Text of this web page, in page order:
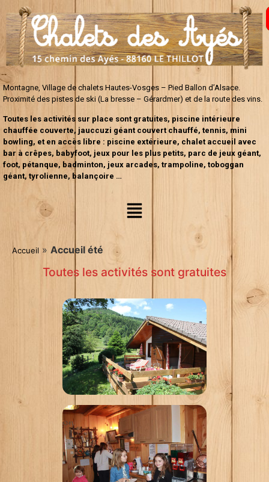
Montagne, Village de chalets Hautes-Vosges – Pied Ballon d’Alsace.
Proximité des pistes de ski (La bresse – Gérardmer) et de la route des vins.
Toutes les activités sur place sont gratuites, piscine intérieure
chauffée couverte, jauccuzi géant couvert chauffé, tennis, mini
bowling, et en accès libre : piscine extérieure, chalet accueil avec
bar à crêpes, babyfoot, jeux pour les plus petits, parc de jeux géant,
foot, pétanque, badminton, jeux arcades, trampoline, toboggan
géant, tyrolienne, balançoire …
Accueil » Accueil été
Toutes les activités sont gratuites